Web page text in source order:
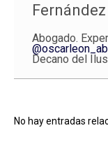
Abogado.
Decano del
No hay entradas